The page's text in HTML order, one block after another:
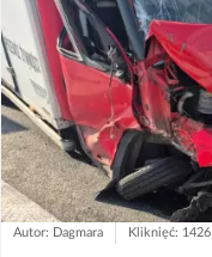
Autor: Dagmara Kliknięć: 1426